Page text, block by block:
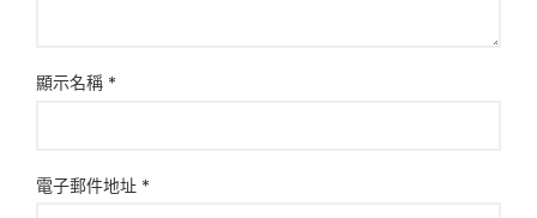
顯示名稱 *
電子郵件地址 *